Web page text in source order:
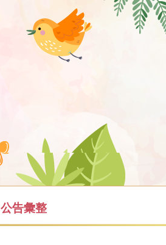
公告彙整